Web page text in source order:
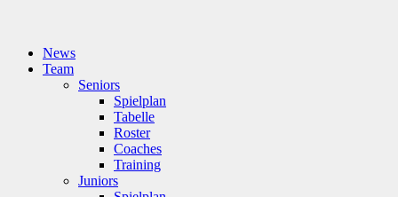
News
Team
Seniors
Spielplan
Tabelle
Roster
Coaches
Training
Juniors